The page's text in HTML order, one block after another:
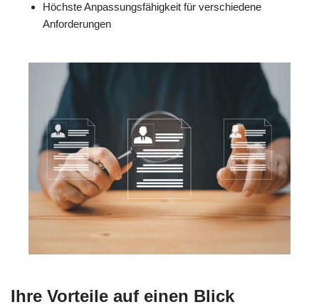
Höchste Anpassungsfähigkeit für verschiedene
Anforderungen
Ihre Vorteile auf einen Blick